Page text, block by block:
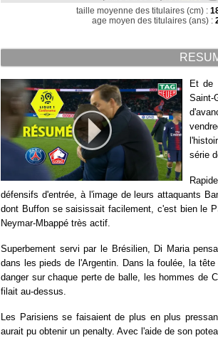
taille moyenne des titulaires (cm) :
age moyen des titulaires (ans) :
Et de
Saint-
série
défensifs d'entrée, à l'image de leurs attaquants
dont Buffon se saisissait facilement, c'est bien le
Neymar-Mbappé très actif.
Superbement servi par le Brésilien, Di Maria
dans les pieds de l'Argentin. Dans la foulée, la
danger sur chaque perte de balle, les hommes de
filait au-dessus.
Les Parisiens se faisaient de plus en plus
aurait pu obtenir un penalty. Avec l'aide de son